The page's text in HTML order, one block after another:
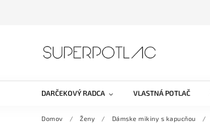
DARČEKOVÝ RADCA VLASTNÁ POTLAČ
Domov / Ženy / Dámske mikiny s kapucňou /